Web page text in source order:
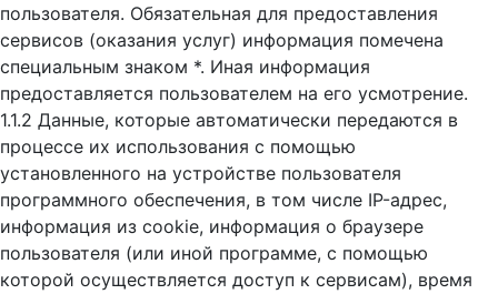
пользователя. Обязательная для предоставления
сервисов (оказания услуг) информация помечена
специальным знаком *. Иная информация
предоставляется пользователем на его усмотрение.
1.1.2 Данные, которые автоматически передаются в
процессе их использования с помощью
установленного на устройстве пользователя
программного обеспечения, в том числе IP-адрес,
информация из cookie, информация о браузере
пользователя (или иной программе, с помощью
которой осуществляется доступ к cервисам), время